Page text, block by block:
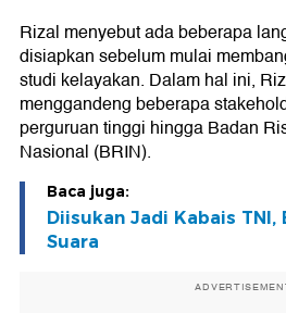
Rizal menyebut ada beberapa
disiapkan sebelum mulai
studi kelayakan. Dalam hal ini,
menggandeng beberapa
perguruan tinggi hingga Badan
Nasional (BRIN).
Baca juga:
Diisukan Jadi Kabais TNI,
Suara